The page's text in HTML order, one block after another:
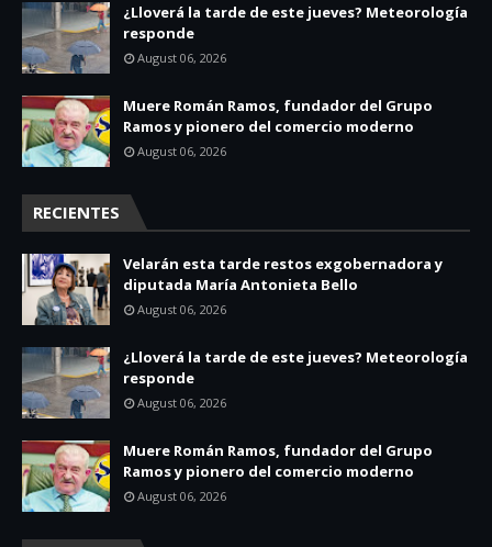
¿Lloverá la tarde de este jueves? Meteorología
responde
August 06, 2026
Muere Román Ramos, fundador del Grupo
Ramos y pionero del comercio moderno
August 06, 2026
RECIENTES
Velarán esta tarde restos exgobernadora y
diputada María Antonieta Bello
August 06, 2026
¿Lloverá la tarde de este jueves? Meteorología
responde
August 06, 2026
Muere Román Ramos, fundador del Grupo
Ramos y pionero del comercio moderno
August 06, 2026